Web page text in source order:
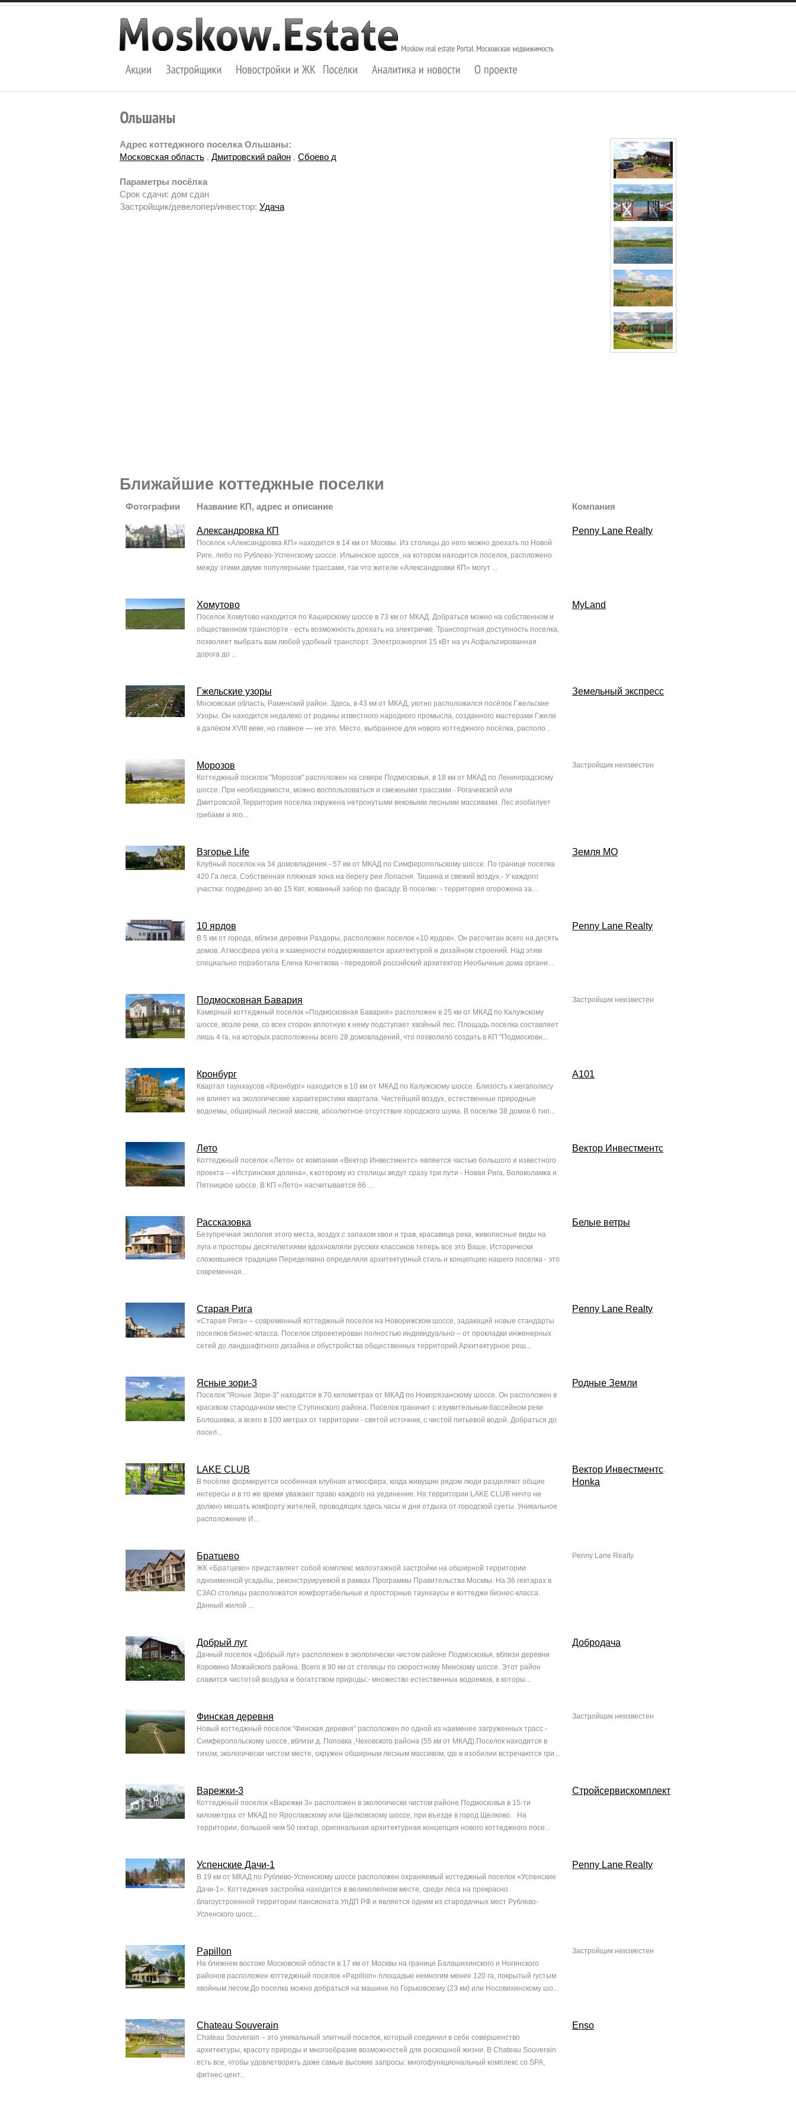
Адрес коттеджного поселка Ольшаны:
Московская область , Дмитровский район , Сбоево д
Параметры посёлка
Срок сдачи: дом сдан
Застройщик/девелопер/инвестор: Удача
Ближайшие коттеджные поселки
Фотографии Название КП, адрес и описание Компания
Александровка КП
Поселок «Александровка КП» находится в 14 км от Москвы. Из столицы до него можно доехать по Новой
Риге, либо по Рублево-Успенскому шоссе. Ильинское щоссе, на котором находится поселок, распложено
между этими двумя популярными трассами, так что жители «Александровки КП» могут ...
Penny Lane Realty
Хомутово
Поселок Хомутово находится по Каширскому шоссе в 73 км от МКАД. Добраться можно на собственном и
общественном транспорте - есть возможность доехать на электричке. Транспортная доступность поселка,
позволяет выбрать вам любой удобный транспорт. Электроэнергия 15 кВт на уч.Асфальтированная
дорога до ...
MyLand
Гжельские узоры
Московская область, Раменский район. Здесь, в 43 км от МКАД, уютно расположился посёлок Гжельские
Узоры. Он находится недалеко от родины известного народного промысла, созданного мастерами Гжели
в далёком XVIII веке, но главное — не это. Место, выбранное для нового коттеджного посёлка, располо...
Земельный экспресс
Морозов
Коттеджный поселок "Морозов" расположен на севере Подмосковья, в 18 км от МКАД по Ленинградскому
шоссе. При необходимости, можно воспользоваться и смежными трассами - Рогачевской или
Дмитровской.Территория поселка окружена нетронутыми вековыми лесными массивами. Лес изобилует
грибами и яго...
Застройщик неизвестен
Взгорье Life
Клубный поселок на 34 домовладения.- 57 км от МКАД по Симферопольскому шоссе. По границе поселка
420 Га леса. Собственная пляжная зона на берегу реи Лопасня. Тишина и свежий воздух.- У каждого
участка: подведено эл-во 15 Квт, кованный забор по фасаду. В поселке: - территория огорожена за...
Земля МО
10 ярдов
В 5 км от города, вблизи деревни Раздоры, расположен поселок «10 ярдов». Он рассчитан всего на десять
домов. Атмосфера уюта и камерности поддерживается архитектурой и дизайном строений. Над этим
специально поработала Елена Кочеткова - передовой российский архитектор.Необычные дома органи...
Penny Lane Realty
Подмосковная Бавария
Камерный коттеджный поселок «Подмосковная Бавария» расположен в 25 км от МКАД по Калужскому
шоссе, возле реки, со всех сторон вплотную к нему подступает хвойный лес. Площадь поселка составляет
лишь 4 га, на которых расположены всего 28 домовладений, что позволило создать в КП "Подмосковн...
Застройщик неизвестен
Кронбург
Квартал таунхаусов «Кронбург» находится в 10 км от МКАД по Калужскому шоссе. Близость к мегаполису
не влияет на экологические характеристики квартала. Чистейший воздух, естественные природные
водоемы, обширный лесной массив, абсолютное отсутствие городского шума. В поселке 38 домов 6 тип...
А101
Лето
Коттеджный поселок «Лето» от компании «Вектор Инвестментс» является частью большого и известного
проекта – «Истринская долина», к которому из столицы ведут сразу три пути - Новая Рига, Волоколамка и
Пятницкое шоссе. В КП «Лето» насчитывается 66 ...
Вектор Инвестментс
Рассказовка
Безупречная экология этого места, воздух с запахом хвои и трав, красавица река, живописные виды на
луга и просторы десятилетиями вдохновляли русских классиков теперь все это Ваше. Исторически
сложившиеся традиции Переделкино определили архитектурный стиль и концепцию нашего поселка - это
современная...
Белые ветры
Старая Рига
«Старая Рига» – современный коттеджный поселок на Новорижском шоссе, задающий новые стандарты
поселков бизнес-класса. Поселок спроектирован полностью индивидуально – от прокладки инженерных
сетей до ландшафтного дизайна и обустройства общественных территорий.Архитектурное реш...
Penny Lane Realty
Ясные зори-3
Поселок "Ясные Зори-3" находится в 70 километрах от МКАД по Новорязанскому шоссе. Он расположен в
красивом стародачном месте Ступинского района. Поселок граничит с изумительным бассейном реки
Болошивка, а всего в 100 метрах от территории - святой источник, с чистой питьевой водой. Добраться до
посел...
Родные Земли
LAKE CLUB
В посёлке формируется особенная клубная атмосфера, когда живущие рядом люди разделяют общие
интересы и в то же время уважают право каждого на уединение. На территории LAKE CLUB ничто не
должно мешать комфорту жителей, проводящих здесь часы и дни отдыха от городской суеты. Уникальное
расположение И...
Вектор Инвестментс,
Honka
Братцево
ЖК «Братцево» представляет собой комплекс малоэтажной застройки на обширной территории
одноименной усадьбы, реконструируемой в рамках Программы Правительства Москвы. На 36 гектарах в
СЗАО столицы расположатся комфортабельные и просторные таунхаусы и коттеджи бизнес-класса.
Данный жилой ...
Penny Lane Realty
Добрый луг
Дачный поселок «Добрый луг» расположен в экологически чистом районе Подмосковья, вблизи деревни
Коровино Можайского района. Всего в 90 км от столицы по скоростному Минскому шоссе. Этот район
славится чистотой воздуха и богатством природы:- множество естественных водоемов, в которы...
Добродача
Финская деревня
Новый коттеджный поселок "Финская деревня" расположен по одной из наименее загруженных трасс -
Симферопольскому шоссе, вблизи д. Поповка ,Чеховского района (55 км от МКАД).Поселок находится в
тихом, экологически чистом месте, окружен обширным лесным массивом, где в изобилии встречаются гри...
Застройщик неизвестен
Варежки-3
Коттеджный поселок «Варежки 3» расположен в экологически чистом районе Подмосковья в 15-ти
километрах от МКАД по Ярославскому или Щелковскому шоссе, при въезде в город Щелково. На
территории, большей чем 50 гектар, оригинальная архитектурная концепция нового коттеджного посе...
Стройсервискомплект
Успенские Дачи-1
В 19 км от МКАД по Рублево-Успенскому шоссе расположен охраняемый коттеджный поселок «Успенские
Дачи-1». Коттеджная застройка находится в великолепном месте, среди леса на прекрасно
благоустроенной территории пансионата УпДП РФ и является одним из стародачных мест Рублево-
Успенского шосс...
Penny Lane Realty
Papillon
На ближнем востоке Московской области в 17 км от Москвы на границе Балашихинского и Ногинского
районов расположен коттеджный поселок «Papillon» площадью немногим менее 120 га, покрытый густым
хвойным лесом.До поселка можно добраться на машине по Горьковскому (23 км) или Носовихинскому шо...
Застройщик неизвестен
Chateau Souverain
Chateau Souverain – это уникальный элитный поселок, который соединил в себе совершенство
архитектуры, красоту природы и многообразие возможностей для роскошной жизни. В Chateau Souverain
есть все, чтобы удовлетворить даже самые высокие запросы: многофункциональный комплекс со SPA,
фитнес-цент...
Enso